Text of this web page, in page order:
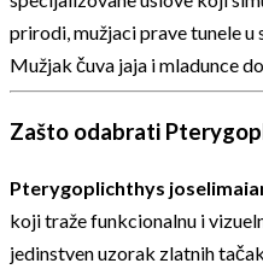
prirodi, mužjaci prave tunele u
Mužjak čuva jaja i mladunce
Zašto odabrati
Pterygoplichthys
koji traže funkcionalnu i
jedinstven uzorak zlatnih